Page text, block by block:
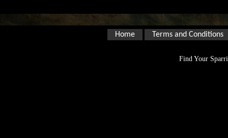
Home Terms and Conditions
Find Your